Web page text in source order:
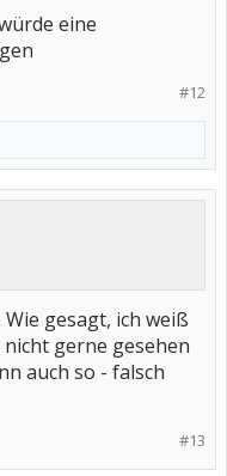
eine
#12
gesagt, ich weiß
gerne gesehen
auch so - falsch
#13